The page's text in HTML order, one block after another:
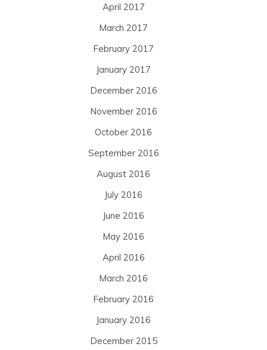
April 2017
March 2017
February 2017
January 2017
December 2016
November 2016
October 2016
September 2016
August 2016
July 2016
June 2016
May 2016
April 2016
March 2016
February 2016
January 2016
December 2015